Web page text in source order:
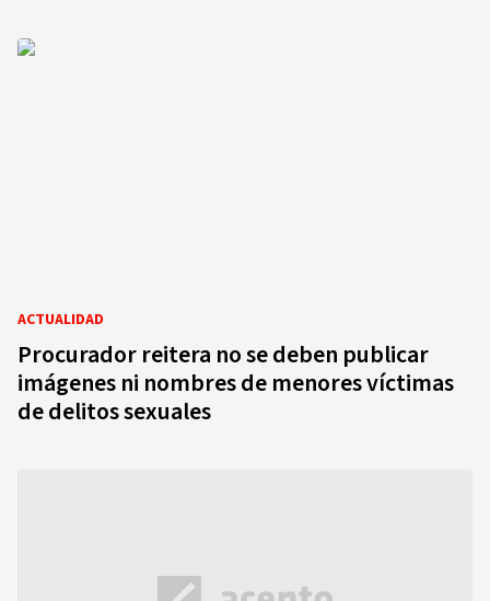
ACTUALIDAD
Procurador reitera no se deben publicar
imágenes ni nombres de menores víctimas
de delitos sexuales